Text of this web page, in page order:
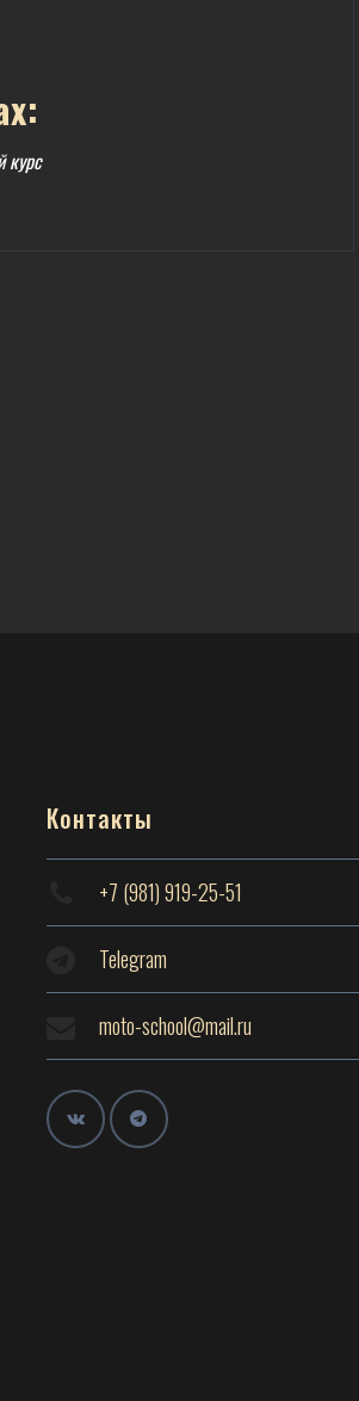
курс
Контакты
+7 (981) 919-25-51
Telegram
moto-school@mail.ru